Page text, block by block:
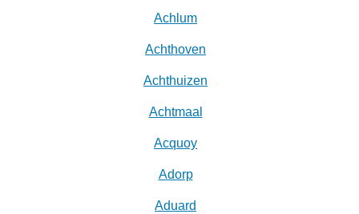
Achlum
Achthoven
Achthuizen
Achtmaal
Acquoy
Adorp
Aduard